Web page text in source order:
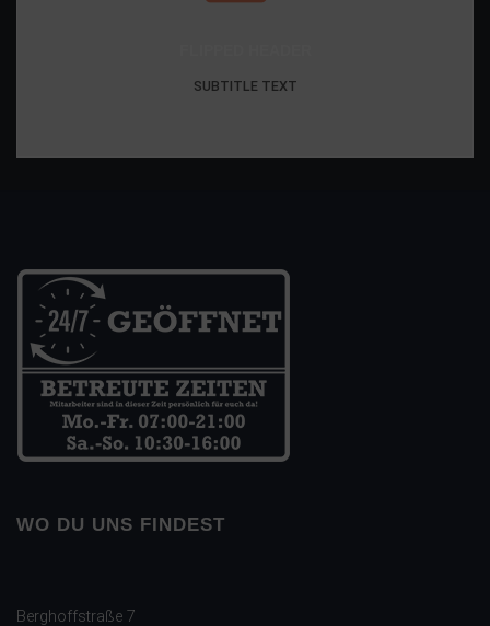
SUBTITLE TEXT
WO DU UNS FINDEST
Berghoffstraße 7